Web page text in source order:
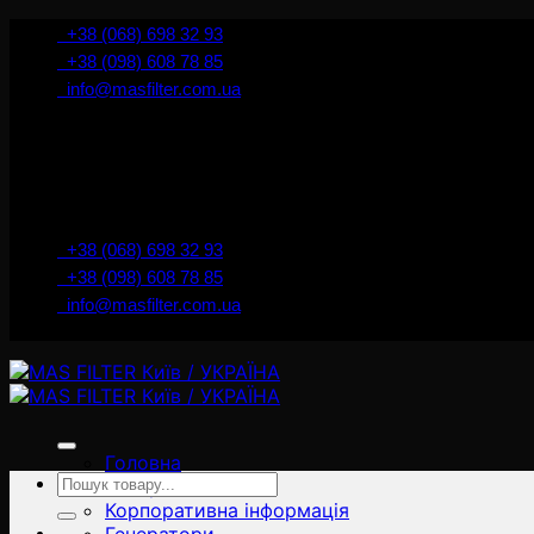
İçeriğe+38 (068) 698 32 93
+38 (098) 608 78 85
info@masfilter.com.ua
+38 (068) 698 32 93
+38 (098) 608 78 85
info@masfilter.com.ua
Головна
Товари
Корпоративна інформація
Ara: